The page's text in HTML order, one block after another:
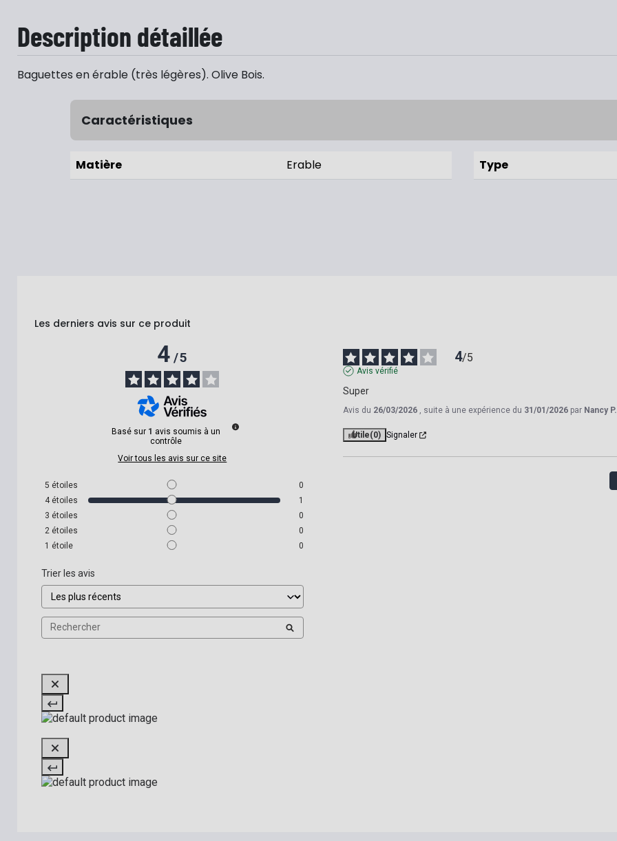
Description détaillée
Baguettes en érable (très légères). Olive Bois.
Caractéristiques
Matière Erable Type
Les derniers avis sur ce produit
4/5
Basé sur 1 avis soumis à un
contrôle
Voir tous les avis sur ce site
5 étoiles
0
4 étoiles
1
3 étoiles
0
2 étoiles
0
1 étoile 0
Trier les avis
4/5
Avis vérifié
Super
Avis du 26/03/2026 , suite à une expérience du 31/01/2026 par Nancy P.
Utile(0) Signaler